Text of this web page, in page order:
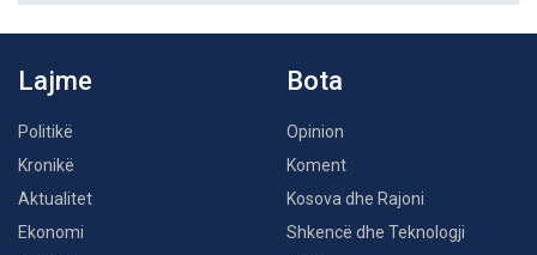
Lajme
Politikë
Kronikë
Aktualitet
Ekonomi
Bota
Opinion
Koment
Kosova dhe Rajoni
Shkencë dhe Teknologji